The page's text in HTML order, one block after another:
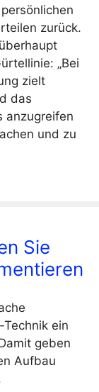
zurück.
„Bei
zielt
das
anzugreifen
und zu
Sie
ein
geben
Aufbau